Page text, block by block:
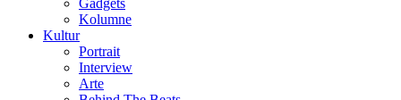
Gadgets
Kolumne
Kultur
Portrait
Interview
Arte